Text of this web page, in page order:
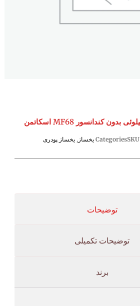
SKU
Categories یخساز , یخساز پودری
توضیحات
توضیحات تکمیلی
برند